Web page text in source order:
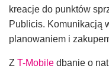
kreacje do punktów
Publicis. Komunikacją
planowaniem i
Z T-Mobile dbanie o